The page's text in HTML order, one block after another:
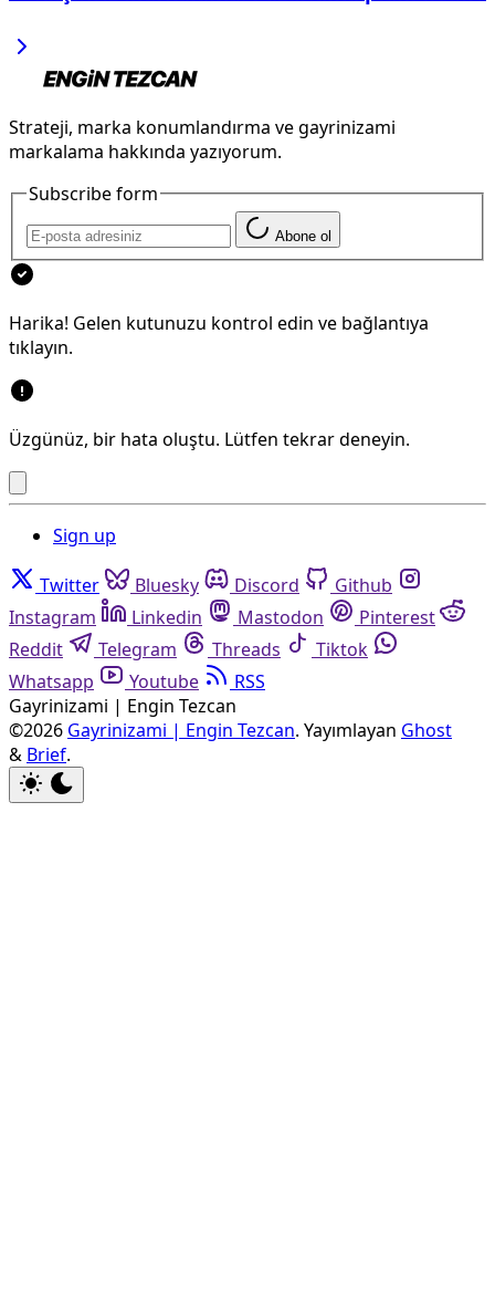
Strateji, marka konumlandırma ve gayrinizami
markalama hakkında yazıyorum.
Subscribe form
Abone ol
Harika! Gelen kutunuzu kontrol edin ve bağlantıya
tıklayın.
Üzgünüz, bir hata oluştu. Lütfen tekrar deneyin.
Sign up
Twitter Bluesky Discord
Github
Instagram
Linkedin Mastodon
Pinterest
Reddit
Telegram Threads
Tiktok
Whatsapp
Youtube
RSS
Gayrinizami | Engin Tezcan
©2026 Gayrinizami | Engin Tezcan. Yayımlayan Ghost
& Brief.